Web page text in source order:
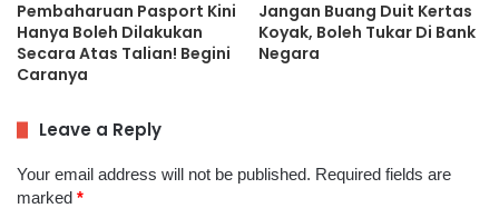
Pembaharuan Pasport Kini
Hanya Boleh Dilakukan
Secara Atas Talian! Begini
Caranya
Jangan Buang Duit Kertas
Koyak, Boleh Tukar Di Bank
Negara
Leave a Reply
Your email address will not be published. Required fields are
marked *